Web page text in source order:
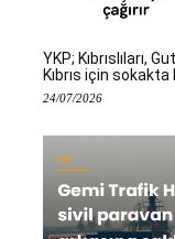
YKP; Kıbrıslıları,
Kıbrıs için
24/07/2026